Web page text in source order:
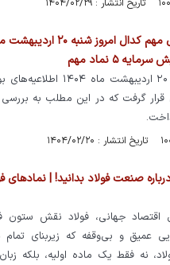
۵ نماد مهم
امروز شنبه ۲۰ اردیبهشت
گرفت که در این مطلب به بررسی
صنعت فولاد بدانید! | نمادهای
جهانی، فولاد نقش ستون
عمیق و بی‌وقفه که زیربنای
نه فقط یک ماده اولیه، بلکه